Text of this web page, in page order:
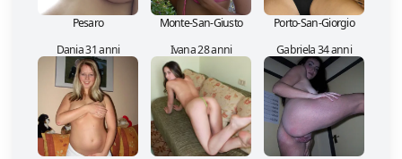
Pesaro Monte-San-Giusto
Porto-San-Giorgio
Dania 31 anni
Ivana 28 anni Gabriela 34 anni